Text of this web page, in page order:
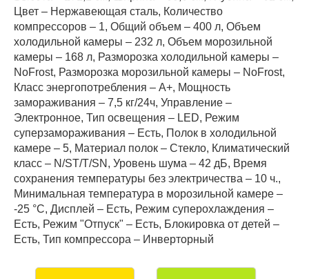
Цвет – Нержавеющая сталь, Количество
компрессоров – 1, Общий объем – 400 л, Объем
холодильной камеры – 232 л, Объем морозильной
камеры – 168 л, Разморозка холодильной камеры –
NoFrost, Разморозка морозильной камеры – NoFrost,
Класс энергопотребления – А+, Мощность
замораживания – 7,5 кг/24ч, Управление –
Электронное, Тип освещения – LED, Режим
суперзамораживания – Есть, Полок в холодильной
камере – 5, Материал полок – Стекло, Климатический
класс – N/ST/T/SN, Уровень шума – 42 дБ, Время
сохранения температуры без электричества – 10 ч.,
Минимальная температура в морозильной камере –
-25 °C, Дисплей – Есть, Режим суперохлаждения –
Есть, Режим "Отпуск" – Есть, Блокировка от детей –
Есть, Тип компрессора – Инверторный